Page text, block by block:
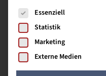
DEIN EXTRA:
die Vorbereitung auf
Zu den
Es folgt eine Liste der
Essenziell
Statistik
Marketing
Externe Medien